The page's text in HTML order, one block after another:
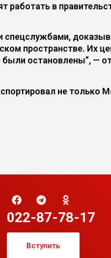
работать в
спецслужбами,
пространстве. Их
были остановлены”, —
не только
022-87-78-17
Вступить